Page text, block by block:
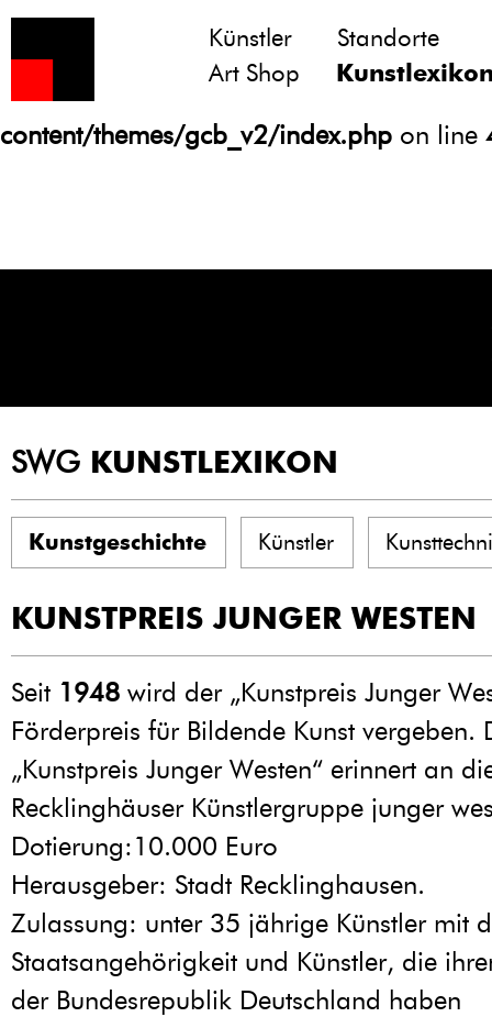
Notice
: Undefined variable: atts in
/homepages/21/d13550920/htdocs/
content/themes/gcb_v2/index.php on line
Künstler
Standorte
Art Shop
SWG KUNSTLEXIKON
Kunstgeschichte Künstler
KUNSTPREIS JUNGER WESTEN
Seit 1948 wird der „Kunstpreis Junger
Förderpreis für Bildende Kunst vergeben.
„Kunstpreis Junger Westen“ erinnert an
Recklinghäuser Künstlergruppe junger
Dotierung:10.000 Euro
Herausgeber: Stadt Recklinghausen.
Zulassung: unter 35 jährige Künstler mit
Staatsangehörigkeit und Künstler, die
der Bundesrepublik Deutschland haben